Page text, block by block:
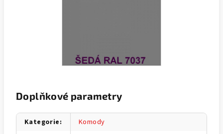
Doplňkové parametry
Kategorie: Komody